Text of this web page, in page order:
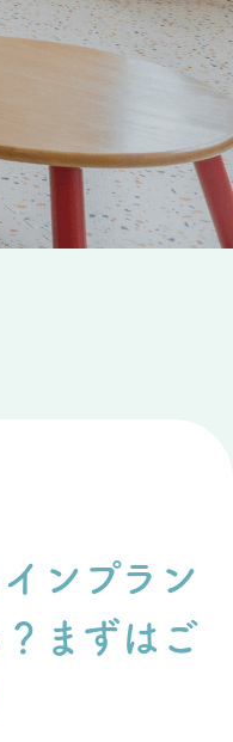
ンプラン
まずはご